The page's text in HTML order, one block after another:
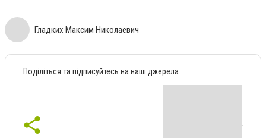
Гладких Максим Николаевич
Поділіться та підписуйтесь на наші джерела